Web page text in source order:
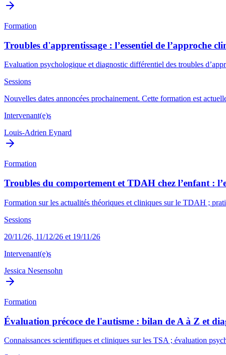
Formation
Troubles d'apprentissage : l’essentiel de l’approche
Evaluation psychologique et diagnostic différentiel des troubles
Sessions
Nouvelles dates annoncées prochainement. Cette formation est
Intervenant(e)s
Louis-Adrien Eynard
Formation
Troubles du comportement et TDAH chez l’enfant :
Formation sur les actualités théoriques et cliniques sur le TDAH ;
Sessions
20/11/26, 11/12/26 et 19/11/26
Intervenant(e)s
Jessica Nesensohn
Formation
Évaluation précoce de l'autisme : bilan de A à Z et
Connaissances scientifiques et cliniques sur les TSA ; évaluation